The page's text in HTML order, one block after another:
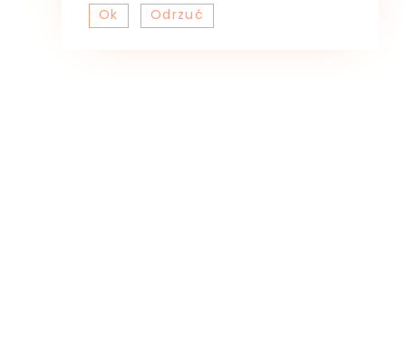
kruszonką i owocami
Ok Odrzuć